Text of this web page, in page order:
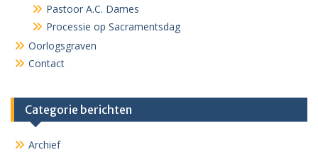
Pastoor A.C. Dames
Processie op Sacramentsdag
Oorlogsgraven
Contact
Categorie berichten
Archief